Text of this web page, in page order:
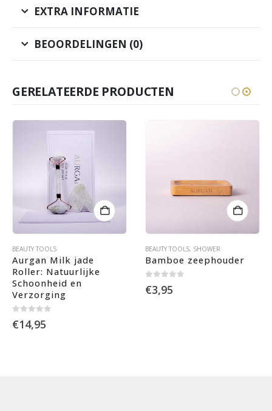
EXTRA INFORMATIE
BEOORDELINGEN (0)
GERELATEERDE PRODUCTEN
BEAUTY TOOLS
Aurgan Milk jade
Roller: Natuurlijke
Schoonheid en
Verzorging
€14,95
BEAUTY TOOLS, SHOWER
Bamboe zeephouder
€3,95